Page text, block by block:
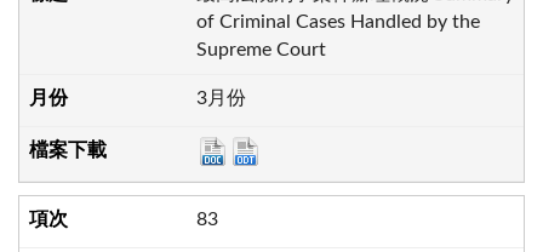
of Criminal Cases Handled by the
Supreme Court
3月份
83